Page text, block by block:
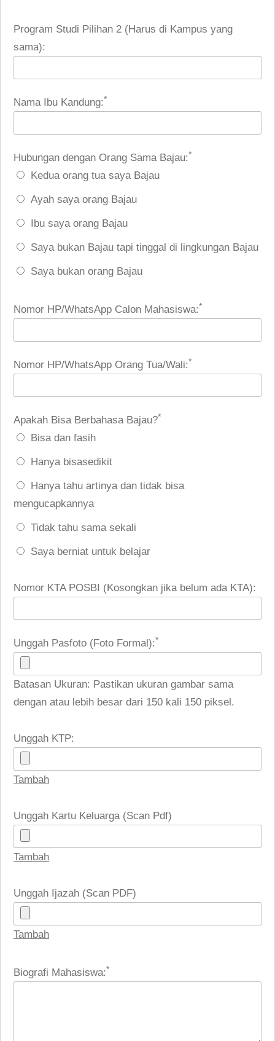
Program Studi Pilihan 2 (Harus di Kampus yang
sama):
Nama Ibu Kandung:*
Hubungan dengan Orang Sama Bajau:*
Kedua orang tua saya Bajau
Ayah saya orang Bajau
Ibu saya orang Bajau
Saya bukan Bajau tapi tinggal di lingkungan Bajau
Saya bukan orang Bajau
Nomor HP/WhatsApp Calon Mahasiswa:*
Nomor HP/WhatsApp Orang Tua/Wali:*
Apakah Bisa Berbahasa Bajau?*
Bisa dan fasih
Hanya bisasedikit
Hanya tahu artinya dan tidak bisa
mengucapkannya
Tidak tahu sama sekali
Saya berniat untuk belajar
Nomor KTA POSBI (Kosongkan jika belum ada KTA):
Unggah Pasfoto (Foto Formal):*
Batasan Ukuran: Pastikan ukuran gambar sama
dengan atau lebih besar dari 150 kali 150 piksel.
Unggah KTP:
Tambah
Unggah Kartu Keluarga (Scan Pdf)
Tambah
Unggah Ijazah (Scan PDF)
Tambah
Biografi Mahasiswa:*